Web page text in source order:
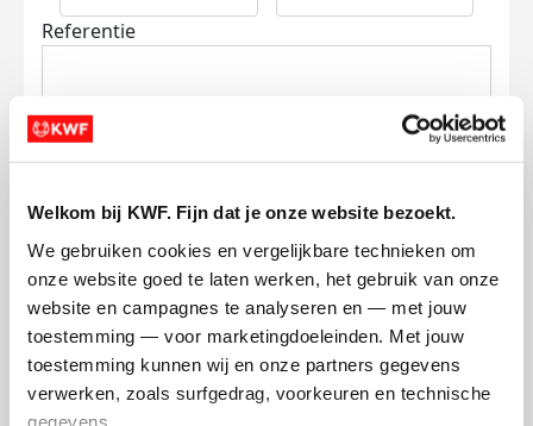
Welkom bij KWF. Fijn dat je onze website bezoekt.
We gebruiken cookies en vergelijkbare technieken om
onze website goed te laten werken, het gebruik van onze
website en campagnes te analyseren en — met jouw
toestemming — voor marketingdoeleinden. Met jouw
toestemming kunnen wij en onze partners gegevens
verwerken, zoals surfgedrag, voorkeuren en technische
gegevens.
Referentie
Ik wil bijdragen aan de transactiekosten
en betaal €0.75 extra.
Doneer nu